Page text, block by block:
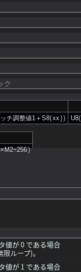
ク
チ調整値1 ＋ S8(xx )) U8(
×M2÷256)
値が 0 である場合
ループ)。
値が 1 である場合